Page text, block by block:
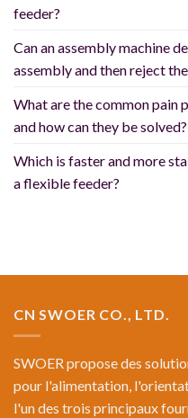
feeder?
Can an assembly machine
assembly and then reject
What are the common pain
and how can they be solved?
Which is faster and more
a flexible feeder?
CN SWOER CO., LTD.
SWOER propose des
pour l'alimentation,
l'un des trois principaux